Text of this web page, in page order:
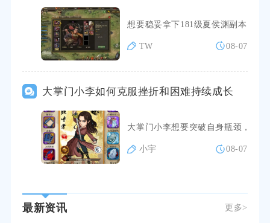
想要稳妥拿下181级夏侯渊副本，核
TW 08-07
大掌门小李如何克服挫折和困难持续成长
大掌门小李想要突破自身瓶颈，直
小宇 08-07
最新资讯 更多>